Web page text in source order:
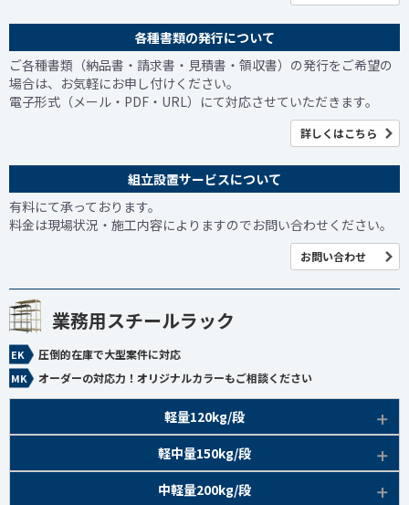
各種書類の発行について
ご各種書類（納品書・請求書・見積書・領収書）の発行をご希望の
場合は、お気軽にお申し付けください。
電子形式（メール・PDF・URL）にて対応させていただきます。
詳しくはこちら
組立設置サービスについて
有料にて承っております。
料金は現場状況・施工内容によりますのでお問い合わせください。
お問い合わせ
業務用スチールラック
圧倒的在庫で大型案件に対応
オーダーの対応力！オリジナルカラーもご相談ください
軽量120kg/段
アイボリー、グレー軽中量150kg/段
中軽量200kg/段